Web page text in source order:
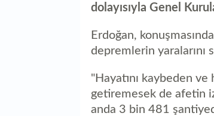
dolayısıyla Genel
Erdoğan,
depremlerin yaralarını
"Hayatını kaybeden ve
getiremesek de afetin
anda 3 bin 481